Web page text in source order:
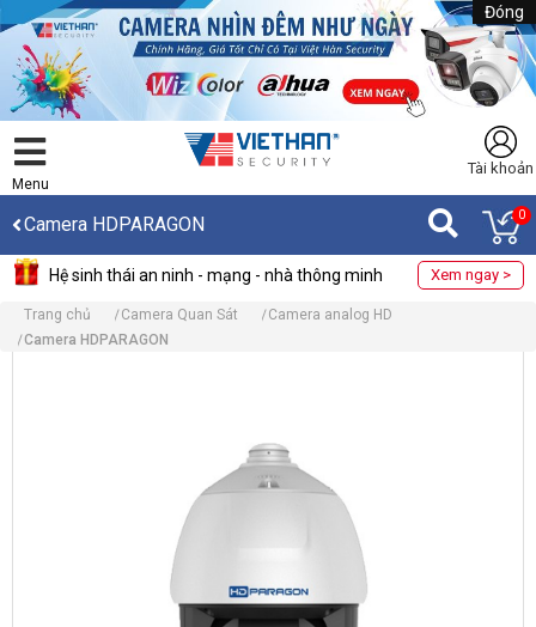
Đóng
Menu
Tài khoản
Camera HDPARAGON 0
Hệ sinh thái an ninh - mạng - nhà thông minh Xem ngay >
Trang chủ Camera Quan Sát
Camera analog HD
Camera HDPARAGON